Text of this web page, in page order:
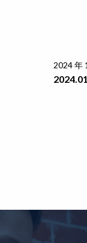
2024 年